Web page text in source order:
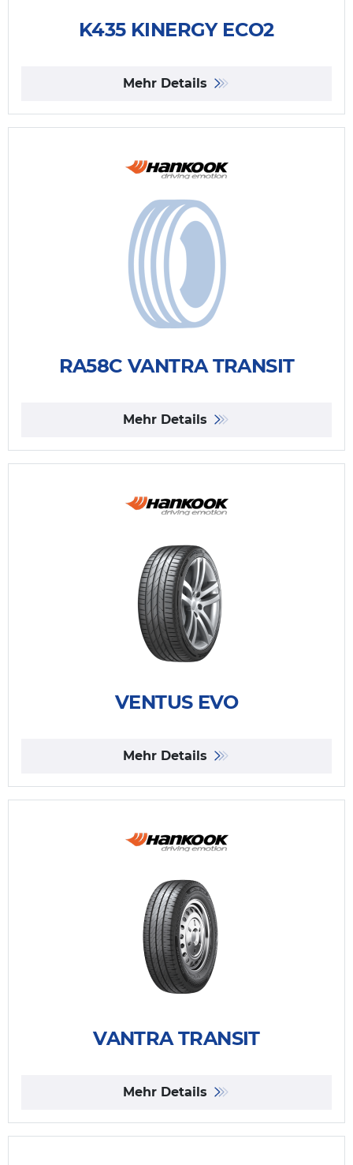
K435 KINERGY ECO2
Mehr Details
RA58C VANTRA TRANSIT
Mehr Details
VENTUS EVO
Mehr Details
VANTRA TRANSIT
Mehr Details